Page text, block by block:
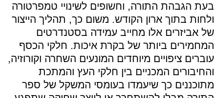
בעת הגבהת התורה, וחשופים לשינויי טמפרטורה
ולחות בתוך ארון הקודש. משום כך, תהליך הייצור
של אביזרים אלו מחייב עמידה בסטנדרטים
המחמירים ביותר של בקרת איכות. חלקי הכסף
עוברים ציפויים מיוחדים המונעים השחרה וקורוזיה,
והחיבורים המכניים בין חלקי העץ והמתכת
מתוכננים כך שיעמדו בעומסי המשקל של ספר